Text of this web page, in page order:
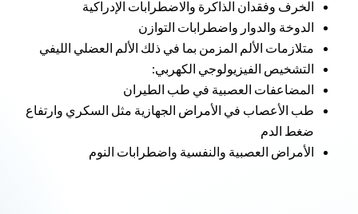
الخرف وفقدان الذاكرة والاضطرابات الإدراكية
الدوخة والدوار واضطرابات التوازن
متلازمات الألم المزمن بما في ذلك الألم العضلي الليفي
التشخيص الفيزيولوجي الكهربي:
المضاعفات العصبية في طب الطيران
طب الأعصاب في الأمراض الجهازية مثل السكري وارتفاع
ضغط الدم
الأمراض العصبية والنفسية واضطرابات النوم